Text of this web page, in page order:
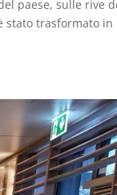
paese, sulle rive
stato trasformato in